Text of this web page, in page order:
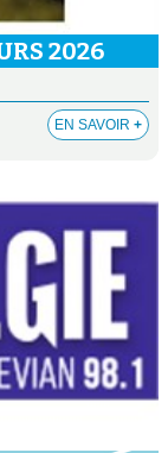
2026
EN SAVOIR +